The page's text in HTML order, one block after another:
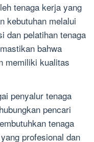
tenaga kerja yang
kebutuhan melalui
dan pelatihan tenaga
bahwa
memiliki kualitas
penyalur tenaga
pencari
tenaga
profesional dan